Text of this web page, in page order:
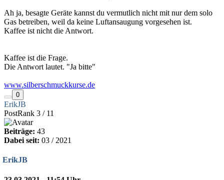
Ah ja, besagte Geräte kannst du vermutlich nicht mit nur dem solo
Gas betreiben, weil da keine Luftansaugung vorgesehen ist.
Kaffee ist nicht die Antwort.
Kaffee ist die Frage.
Die Antwort lautet. "Ja bitte"
www.silberschmuckkurse.de
0
ErikJB
PostRank 3 / 11
Beiträge: 43
Dabei seit: 03 / 2021
ErikJB